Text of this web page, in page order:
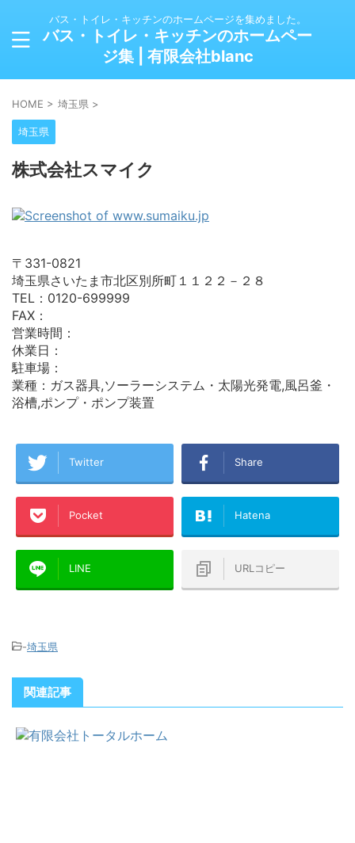
バス・トイレ・キッチンのホームページを集めました。
バス・トイレ・キッチンのホームペー
ジ集 | 有限会社blanc
HOME > 埼玉県 >
埼玉県
株式会社スマイク
〒331-0821
埼玉県さいたま市北区別所町１１２２－２８
TEL：0120-699999
FAX：
営業時間：
休業日：
駐車場：
業種：ガス器具,ソーラーシステム・太陽光発電,風呂釜・
浴槽,ポンプ・ポンプ装置
Twitter Share
Pocket Hatena
LINE URLコピー
-埼玉県
関連記事